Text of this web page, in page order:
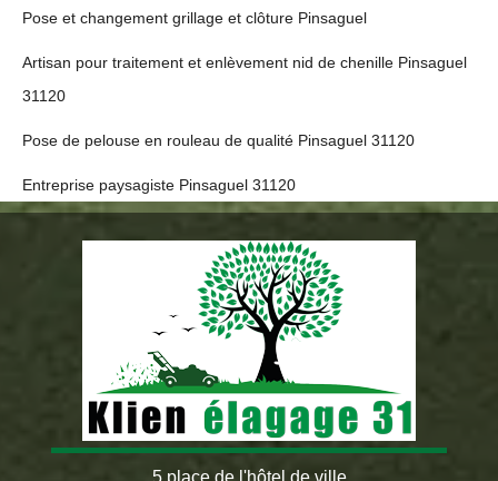
Pose et changement grillage et clôture Pinsaguel
Artisan pour traitement et enlèvement nid de chenille Pinsaguel
31120
Pose de pelouse en rouleau de qualité Pinsaguel 31120
Entreprise paysagiste Pinsaguel 31120
5 place de l'hôtel de ville